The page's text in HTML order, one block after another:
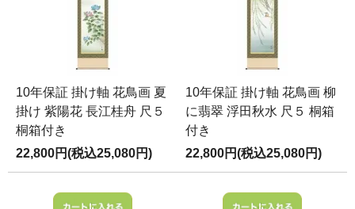
10年保証 掛け軸 花鳥画 夏
掛け 紫陽花 長江桂舟 尺５
桐箱付き
22,800円(税込25,080円)
10年保証 掛け軸 花鳥画 柳
に翡翠 浮田秋水 尺５ 桐箱
付き
22,800円(税込25,080円)